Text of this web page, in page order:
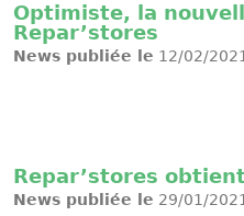
Optimiste, la
Repar’stores
News publiée le 12/02/2021
Repar’stores
News publiée le 29/01/2021